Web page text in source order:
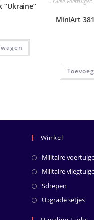
“Ukraine”
MiniArt
Winkel
Militaire
Militaire
Schepen
Upgrade setjes